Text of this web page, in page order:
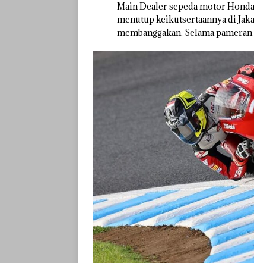
Main Dealer sepeda motor
menutup keikutsertaannya di
membanggakan. Selama pameran